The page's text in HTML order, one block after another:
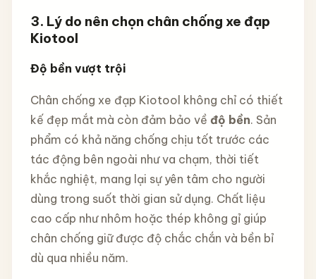
3. Lý do nên chọn chân chống xe đạp
Kiotool
Độ bền vượt trội
Chân chống xe đạp Kiotool không chỉ có thiết
kế đẹp mắt mà còn đảm bảo về độ bền. Sản
phẩm có khả năng chống chịu tốt trước các
tác động bên ngoài như va chạm, thời tiết
khắc nghiệt, mang lại sự yên tâm cho người
dùng trong suốt thời gian sử dụng. Chất liệu
cao cấp như nhôm hoặc thép không gỉ giúp
chân chống giữ được độ chắc chắn và bền bỉ
dù qua nhiều năm.